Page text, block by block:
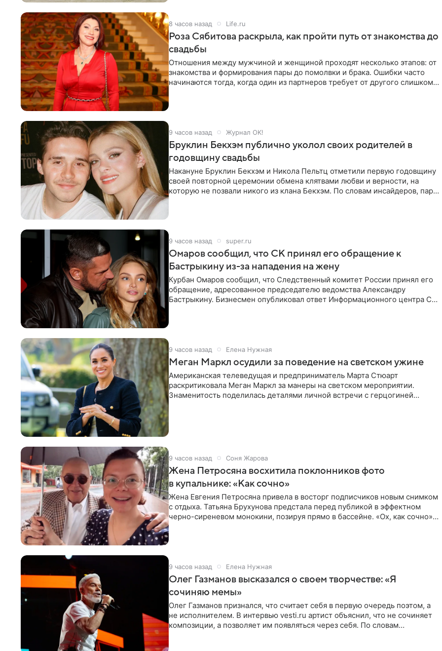
8 часов назад Life.ru
Роза Сябитова раскрыла, как пройти путь от знакомства до
свадьбы
Отношения между мужчиной и женщиной проходят несколько этапов: от
знакомства и формирования пары до помолвки и брака. Ошибки часто
начинаются тогда, когда один из партнеров требует от другого слишком
9 часов назад Журнал OK!
Бруклин Бекхэм публично уколол своих родителей в
годовщину свадьбы
Накануне Бруклин Бекхэм и Никола Пельтц отметили первую годовщину
своей повторной церемонии обмена клятвами любви и верности, на
которую не позвали никого из клана Бекхэм. По словам инсайдеров, пара
9 часов назад super.ru
Омаров сообщил, что СК принял его обращение к
Бастрыкину из-за нападения на жену
Курбан Омаров сообщил, что Следственный комитет России принял его
обращение, адресованное председателю ведомства Александру
Бастрыкину. Бизнесмен опубликовал ответ Информационного центра СК
9 часов назад Елена Нужная
Меган Маркл осудили за поведение на светском ужине
Американская телеведущая и предприниматель Марта Стюарт
раскритиковала Меган Маркл за манеры на светском мероприятии.
Знаменитость поделилась деталями личной встречи с герцогиней
9 часов назад Соня Жарова
Жена Петросяна восхитила поклонников фото
в купальнике: «Как сочно»
Жена Евгения Петросяна привела в восторг подписчиков новым снимком
с отдыха. Татьяна Брухунова предстала перед публикой в эффектном
черно-сиреневом монокини, позируя прямо в бассейне. «Ох, как сочно»,
9 часов назад Елена Нужная
Олег Газманов высказался о своем творчестве: «Я
сочиняю мемы»
Олег Газманов признался, что считает себя в первую очередь поэтом, а
не исполнителем. В интервью vesti.ru артист объяснил, что не сочиняет
композиции, а позволяет им появляться через себя. По словам